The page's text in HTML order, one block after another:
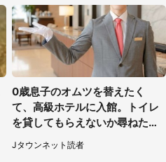
0歳息子のオムツを替えたく
て、高級ホテルに入館。トイレ
を貸してもらえないか尋ねたら
→神対応に感動
Jタウンネット読者